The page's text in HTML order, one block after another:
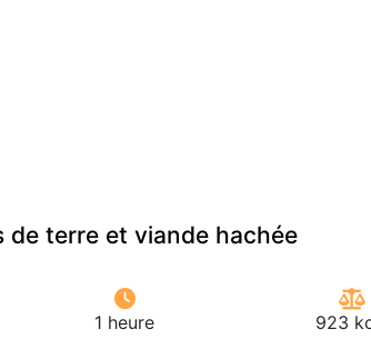
de terre et viande hachée
1 heure 923